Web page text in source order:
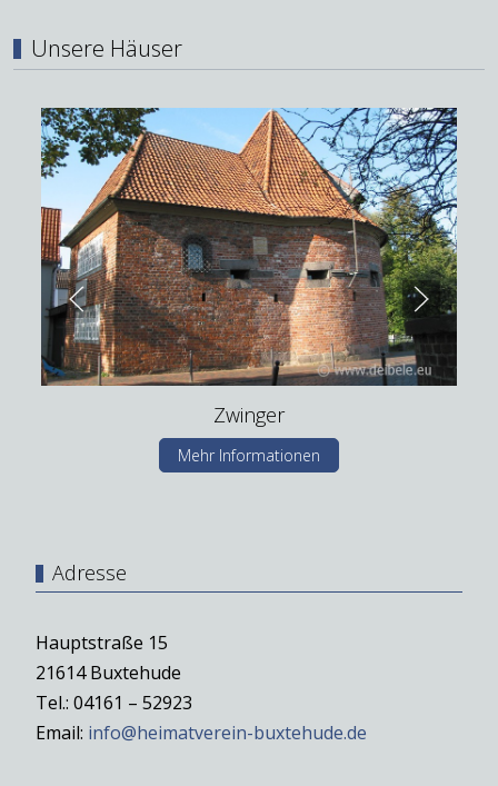
Unsere Häuser
Zwinger
Mehr Informationen
Adresse
Hauptstraße 15
21614 Buxtehude
Tel.: 04161 – 52923
Email: info@heimatverein-buxtehude.de